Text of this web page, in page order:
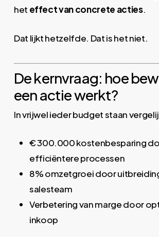
het effect van concrete acties.
Dat lijkt hetzelfde. Dat is het niet.
De kernvraag: hoe
een actie werkt?
In vrijwel ieder budget staan
€ 300.000 kostenbesparing
efficiëntere processen
8% omzetgroei door
salesteam
Verbetering van marge door
inkoop